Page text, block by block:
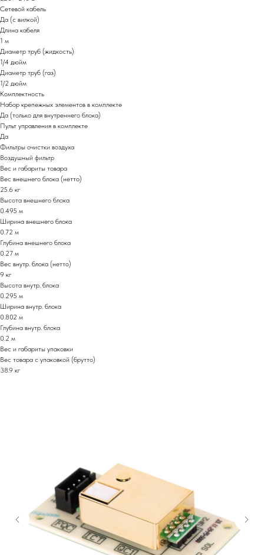
Сетевой кабель
Да (с вилкой)
Длина кабеля
1 м
Диаметр труб (жидкость)
1/4 дюйм
Диаметр труб (газ)
1/2 дюйм
Комплектность
Набор крепежных элементов в комплекте
Да (только для внутреннего блока)
Пульт управления в комплекте
Да
Фильтры очистки воздуха
Воздушный фильтр
Вес и габариты товара
Вес внешнего блока (нетто)
25.6 кг
Высота внешнего блока
0.495 м
Ширина внешнего блока
0.72 м
Глубина внешнего блока
0.27 м
Вес внутр. блока (нетто)
9 кг
Высота внутр. блока
0.295 м
Ширина внутр. блока
0.802 м
Глубина внутр. блока
0.2 м
Вес и габариты упаковки
Вес товара с упаковкой (брутто)
38.9 кг